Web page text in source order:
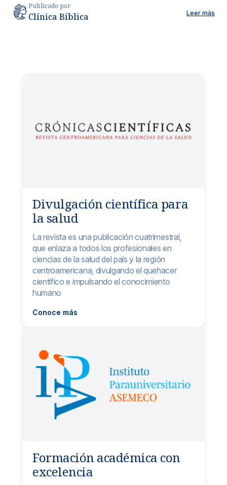
Publicado por
Clínica Bíblica Leer más
Divulgación científica para
la salud
La revista es una publicación cuatrimestral,
que enlaza a todos los profesionales en
ciencias de la salud del país y la región
centroamericana, divulgando el quehacer
científico e impulsando el conocimiento
humano
Conoce más
Formación académica con
excelencia